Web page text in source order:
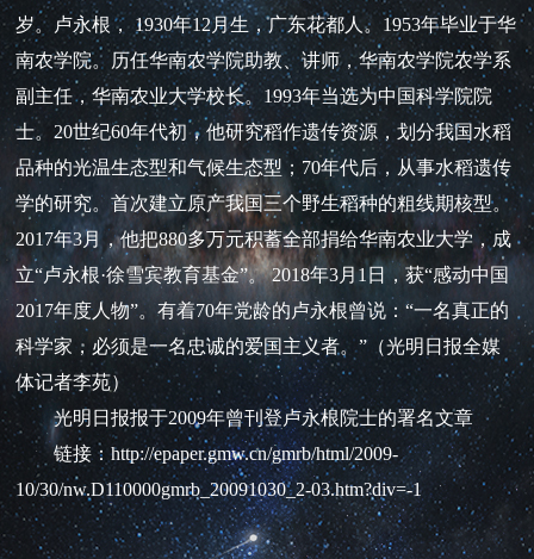
岁。卢永根， 1930年12月生，广东花都人。1953年毕业于华
南农学院。历任华南农学院助教、讲师，华南农学院农学系
副主任，华南农业大学校长。1993年当选为中国科学院院
士。20世纪60年代初，他研究稻作遗传资源，划分我国水稻
品种的光温生态型和气候生态型；70年代后，从事水稻遗传
学的研究。首次建立原产我国三个野生稻种的粗线期核型。
2017年3月，他把880多万元积蓄全部捐给华南农业大学，成
立“卢永根·徐雪宾教育基金”。 2018年3月1日，获“感动中国
2017年度人物”。有着70年党龄的卢永根曾说：“一名真正的
科学家，必须是一名忠诚的爱国主义者。”（光明日报全媒
体记者李苑）
光明日报报于2009年曾刊登卢永根院士的署名文章
链接：http://epaper.gmw.cn/gmrb/html/2009-
10/30/nw.D110000gmrb_20091030_2-03.htm?div=-1